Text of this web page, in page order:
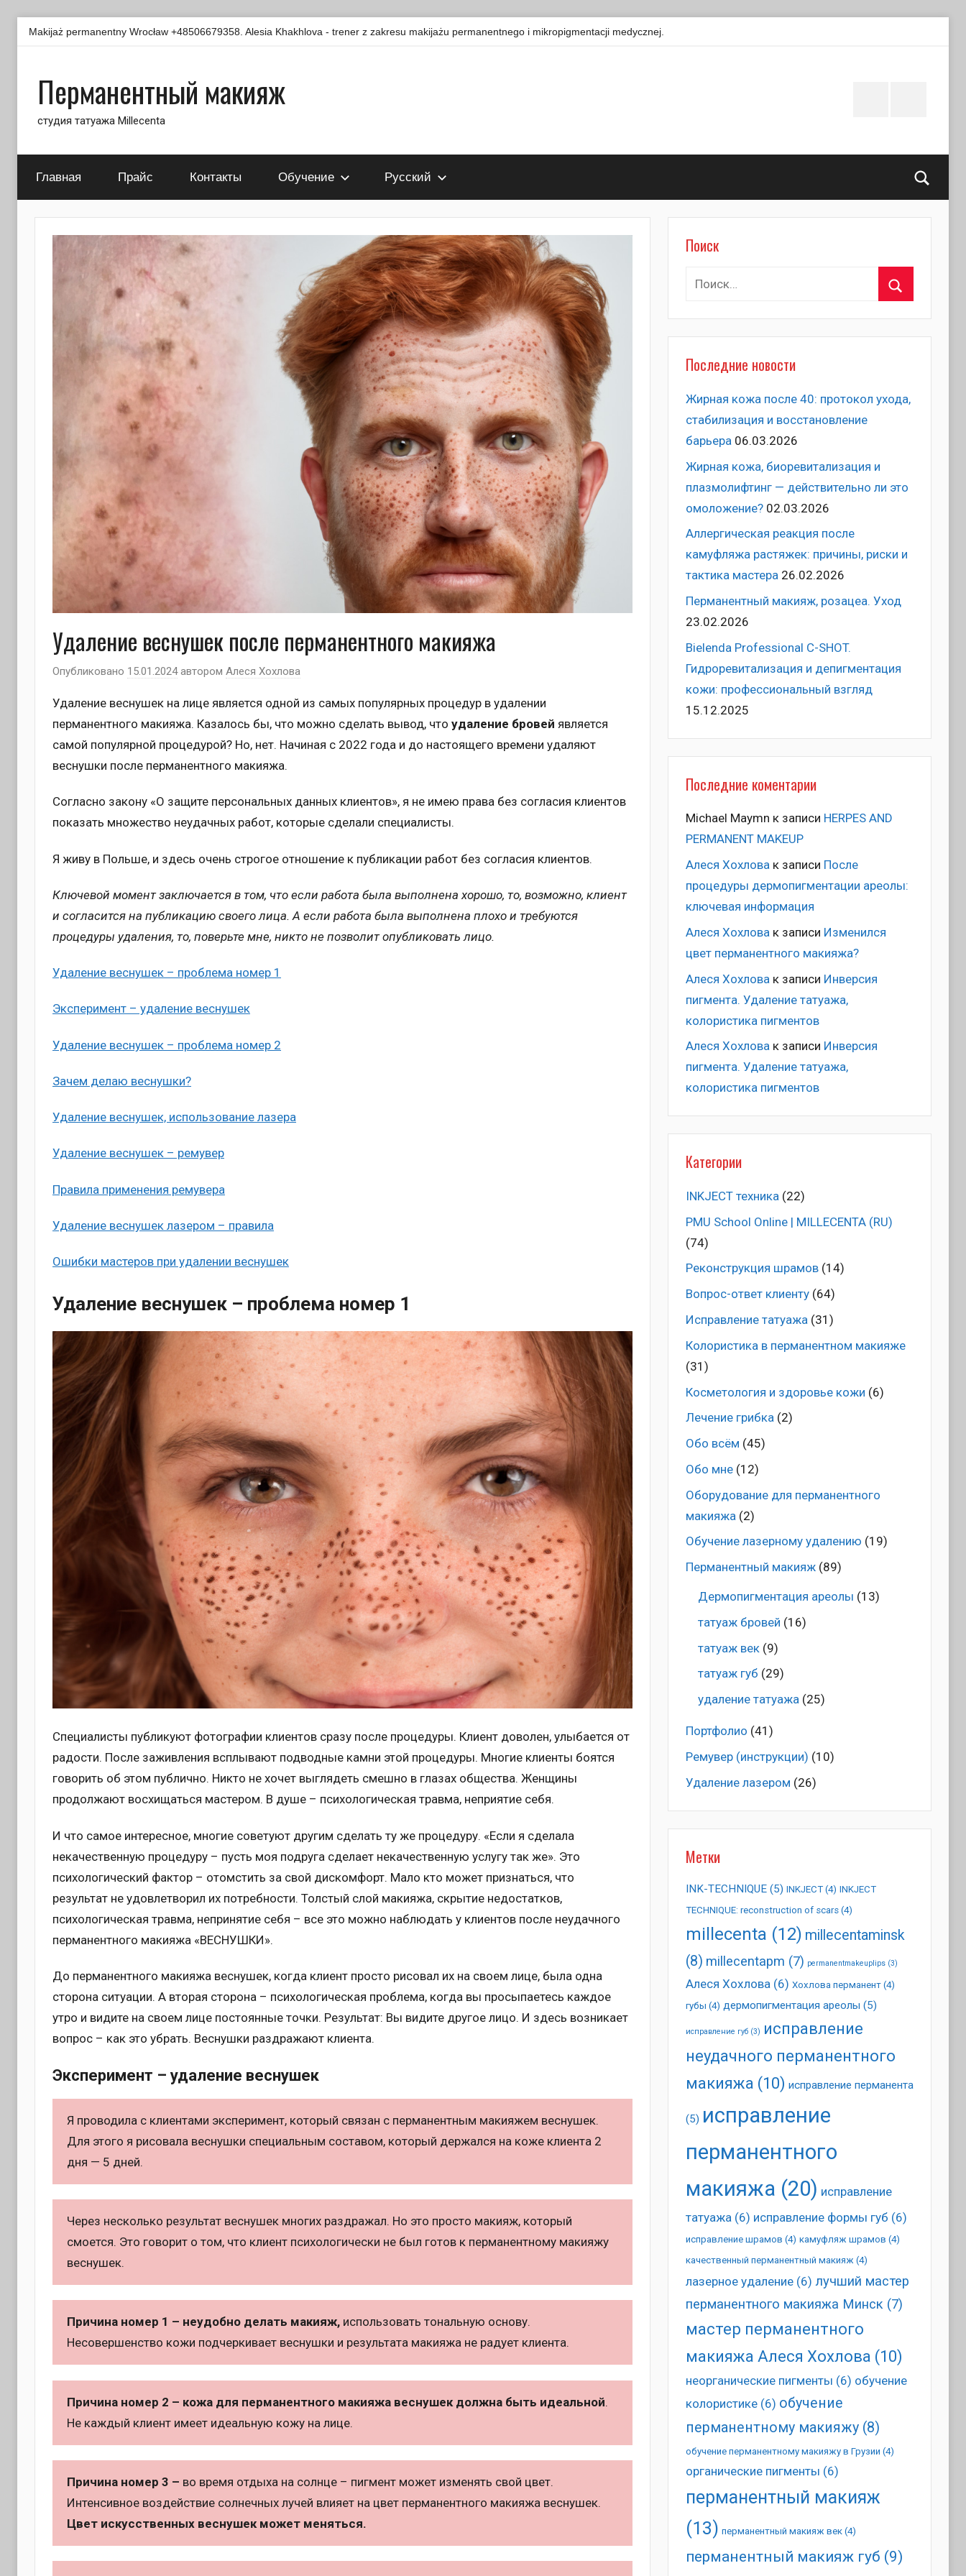
Перейти
Makijaż permanentny Wrocław +48506679358. Alesia Khakhlova - trener z zakresu makijażu permanentnego i mikropigmentacji medycznej.
Перманентный макияж
студия татуажа Millecenta
Главная Прайс Контакты Обучение Русский
Удаление веснушек после перманентного макияжа
Опубликовано 15.01.2024автором Алеся Хохлова
Удаление веснушек на лице является одной из самых популярных процедур в удалении
перманентного макияжа. Казалось бы, что можно сделать вывод, что удаление бровей является
самой популярной процедурой? Но, нет. Начиная с 2022 года и до настоящего времени удаляют
веснушки после перманентного макияжа.
Согласно закону «О защите персональных данных клиентов», я не имею права без согласия клиентов
показать множество неудачных работ, которые сделали специалисты.
Я живу в Польше, и здесь очень строгое отношение к публикации работ без согласия клиентов.
Ключевой момент заключается в том, что если работа была выполнена хорошо, то, возможно, клиент
и согласится на публикацию своего лица. А если работа была выполнена плохо и требуются
процедуры удаления, то, поверьте мне, никто не позволит опубликовать лицо.
Удаление веснушек – проблема номер 1
Эксперимент – удаление веснушек
Удаление веснушек – проблема номер 2
Зачем делаю веснушки?
Удаление веснушек, использование лазера
Удаление веснушек – ремувер
Правила применения ремувера
Удаление веснушек лазером – правила
Ошибки мастеров при удалении веснушек
Удаление веснушек – проблема номер 1
Специалисты публикуют фотографии клиентов сразу после процедуры. Клиент доволен, улыбается от
радости. После заживления всплывают подводные камни этой процедуры. Многие клиенты боятся
говорить об этом публично. Никто не хочет выглядеть смешно в глазах общества. Женщины
продолжают восхищаться мастером. В душе – психологическая травма, неприятие себя.
И что самое интересное, многие советуют другим сделать ту же процедуру. «Если я сделала
некачественную процедуру – пусть моя подруга сделает некачественную услугу так же». Это
психологический фактор – отомстить за свой дискомфорт. Мало кто может признаться, что
результат не удовлетворил их потребности. Толстый слой макияжа, скрытие недостатков,
психологическая травма, непринятие себя – все это можно наблюдать у клиентов после неудачного
перманентного макияжа «ВЕСНУШКИ».
До перманентного макияжа веснушек, когда клиент просто рисовал их на своем лице, была одна
сторона ситуации. А вторая сторона – психологическая проблема, когда вы просыпаетесь каждое
утро и видите на своем лице постоянные точки. Результат: Вы видите другое лицо. И здесь возникает
вопрос – как это убрать. Веснушки раздражают клиента.
Эксперимент – удаление веснушек
Я проводила с клиентами эксперимент, который связан с перманентным макияжем веснушек.
Для этого я рисовала веснушки специальным составом, который держался на коже клиента 2
дня — 5 дней.
Через несколько результат веснушек многих раздражал. Но это просто макияж, который
смоется. Это говорит о том, что клиент психологически не был готов к перманентному макияжу
веснушек.
Причина номер 1 – неудобно делать макияж, использовать тональную основу.
Несовершенство кожи подчеркивает веснушки и результата макияжа не радует клиента.
Причина номер 2 – кожа для перманентного макияжа веснушек должна быть идеальной.
Не каждый клиент имеет идеальную кожу на лице.
Причина номер 3 – во время отдыха на солнце – пигмент может изменять свой цвет.
Интенсивное воздействие солнечных лучей влияет на цвет перманентного макияжа веснушек.
Цвет искусственных веснушек может меняться.
Поиск
Найти:
Последние новости
Жирная кожа после 40: протокол ухода,
стабилизация и восстановление
барьера 06.03.2026
Жирная кожа, биоревитализация и
плазмолифтинг — действительно ли это
омоложение? 02.03.2026
Аллергическая реакция после
камуфляжа растяжек: причины, риски и
тактика мастера 26.02.2026
Перманентный макияж, розацеа. Уход
23.02.2026
Bielenda Professional C-SHOT.
Гидроревитализация и депигментация
кожи: профессиональный взгляд
15.12.2025
Последние коментарии
Michael Maymn к записи HERPES AND
PERMANENT MAKEUP
Алеся Хохловак записи После
процедуры дермопигментации ареолы:
ключевая информация
Алеся Хохлова к записи Изменился
цвет перманентного макияжа?
Алеся Хохлова к записи Инверсия
пигмента. Удаление татуажа,
колористика пигментов
Алеся Хохловак записи Инверсия
пигмента. Удаление татуажа,
колористика пигментов
Категории
INKJECT техника (22)
PMU School Online | MILLECENTA (RU)
(74)
Pеконструкция шрамов(14)
Вопрос-ответ клиенту(64)
Исправление татуажа (31)
Колористика в перманентном макияже
(31)
Косметология и здоровье кожи (6)
Лечение грибка(2)
Обо всём (45)
Обо мне(12)
Оборудование для перманентного
макияжа (2)
Обучение лазерному удалению (19)
Перманентный макияж(89)
Дермопигментация ареолы (13)
татуаж бровей (16)
татуаж век(9)
татуаж губ (29)
удаление татуажа(25)
Портфолио (41)
Ремувер (инструкции) (10)
Удаление лазером (26)
Метки
INK-TECHNIQUE(5) INKJECT(4) INKJECT
TECHNIQUE: reconstruction of scars(4)
millecenta (12) millecentaminsk
(8) millecentapm (7) permanentmakeuplips(3)
Алеся Хохлова(6) Хохлова перманент(4)
губы (4) дермопигментация ареолы (5)
исправление губ(3) исправление
неудачного перманентного
макияжа (10) исправление перманента
(5) исправление
перманентного
макияжа (20) исправление
татуажа(6) исправление формы губ (6)
исправление шрамов (4) камуфляж шрамов (4)
качественный перманентный макияж (4)
лазерное удаление(6) лучший мастер
перманентного макияжа Минск (7)
мастер перманентного
макияжа Алеся Хохлова (10)
неорганические пигменты (6) обучение
колористике(6) обучение
перманентному макияжу(8)
обучение перманентному макияжу в Грузии (4)
органические пигменты (6)
перманентный макияж
(13) перманентный макияж век(4)
перманентный макияж губ (9)